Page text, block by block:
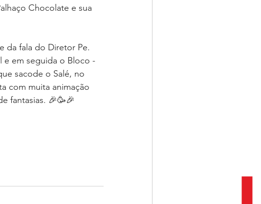
Chocolate e sua
da fala do Diretor Pe.
e em seguida o Bloco -
sacode o Salé, no
com muita animação
fantasias. 🎉🥳🎉